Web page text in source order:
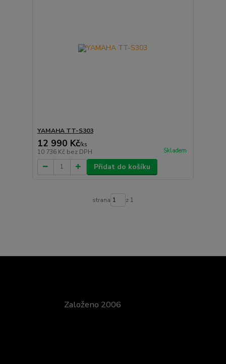
YAMAHA TT-S303
12 990 Kč/ks
10 736 Kč bez DPH Skladem
Přidat do košíku
strana z 1
Založeno 2006